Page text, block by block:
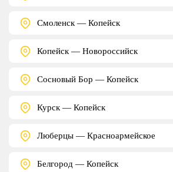
Смоленск — Копейск
Копейск — Новороссийск
Сосновый Бор — Копейск
Курск — Копейск
Люберцы — Красноармейское
Белгород — Копейск